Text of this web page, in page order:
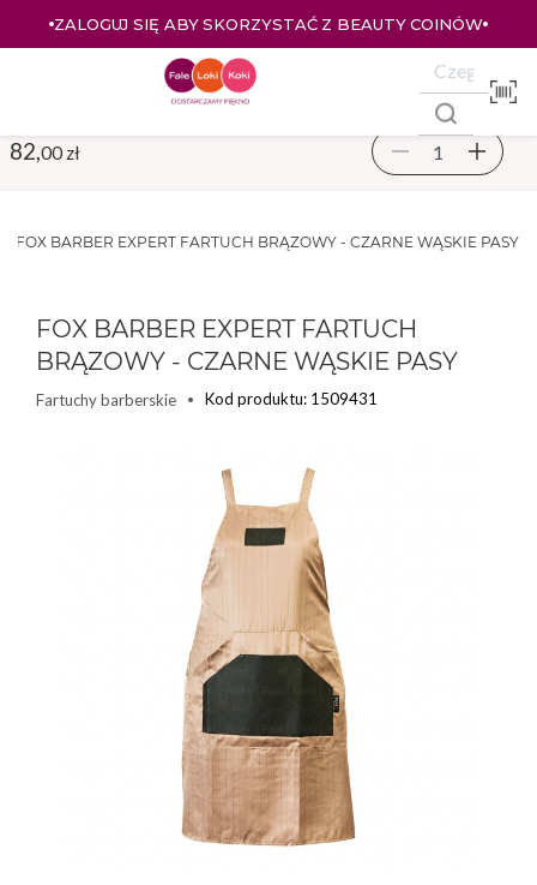
ZALOGUJ SIĘ ABY SKORZYSTAĆ Z BEAUTY COINÓW
FOX BARBER EXPERT FARTUCH BRĄZOWY - CZARNE WĄSKIE PASY
FOX BARBER EXPERT FARTUCH
BRĄZOWY - CZARNE WĄSKIE PASY
Fartuchy barberskie Kod produktu: 1509431
82, 00 zł